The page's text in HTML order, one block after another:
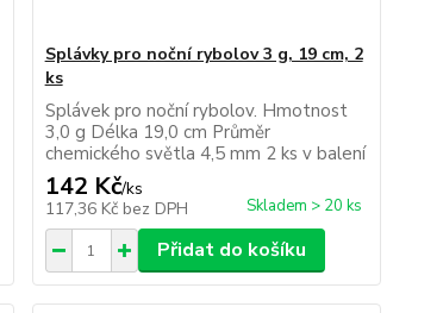
Splávky pro noční rybolov 3 g, 19 cm, 2
ks
Splávek pro noční rybolov. Hmotnost
3,0 g Délka 19,0 cm Průměr
chemického světla 4,5 mm 2 ks v balení
142 Kč/ks
117,36 Kč bez DPH Skladem > 20 ks
Přidat do košíku